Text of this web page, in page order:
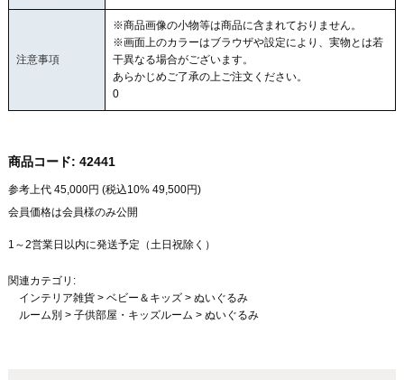
注意事項
※商品画像の小物等は商品に含まれておりません。
※画面上のカラーはブラウザや設定により、実物とは若
干異なる場合がございます。
あらかじめご了承の上ご注文ください。
0
商品コード: 42441
参考上代 45,000円 (税込10% 49,500円)
会員価格は会員様のみ公開
1～2営業日以内に発送予定（土日祝除く）
関連カテゴリ:
インテリア雑貨> ベビー＆キッズ> ぬいぐるみ
ルーム別 > 子供部屋・キッズルーム > ぬいぐるみ